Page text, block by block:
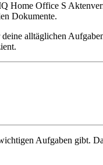
Office S
Dokumente.
alltäglichen
Aufgaben gibt.